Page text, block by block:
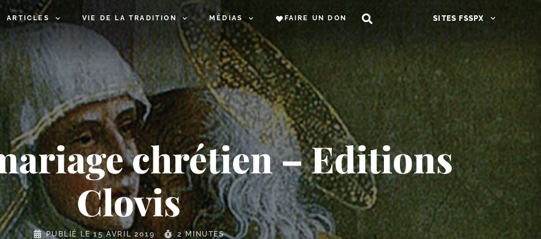
ARTICLES VIE DE LA TRADITION MÉDIAS FAIRE UN DON SITES FSSPX
chrétien – Editions
Clovis
PUBLIÉ LE15 AVRIL 2019 2 MINUTES